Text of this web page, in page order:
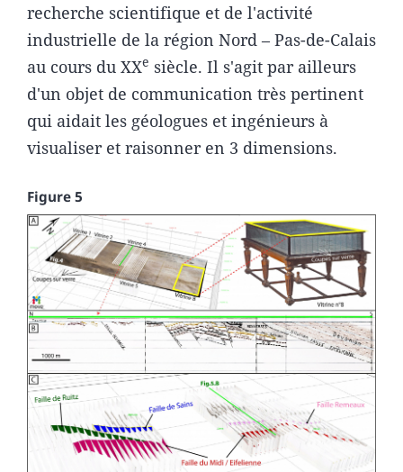
recherche scientifique et de l'activité
industrielle de la région Nord – Pas-de-Calais
au cours du XXe siècle. Il s'agit par ailleurs
d'un objet de communication très pertinent
qui aidait les géologues et ingénieurs à
visualiser et raisonner en 3 dimensions.
Figure 5